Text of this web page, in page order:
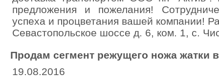
предложения и пожелания!
успеха и процветания вашей компании!
Севастопольское шоссе д. 6, ком. 1, с.
Продам сегмент режущего ножа жатки
19.08.2016